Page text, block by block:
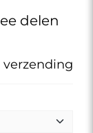
delen
verzending